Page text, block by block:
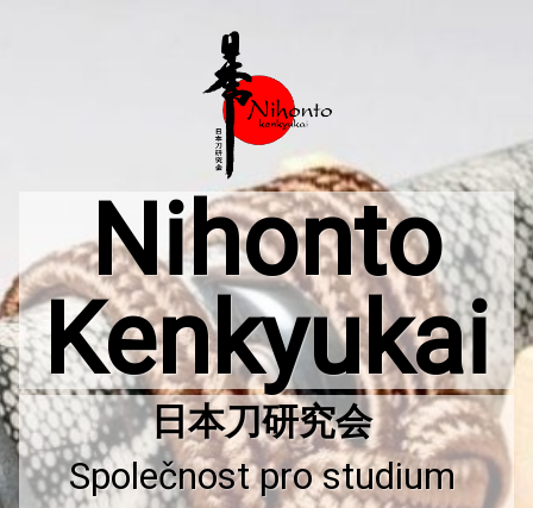
Nihonto
Kenkyukai
Společnost pro studium